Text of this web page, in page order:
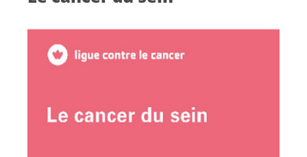
Produkte
Zur Krebsliga-Webseite
Deutsch